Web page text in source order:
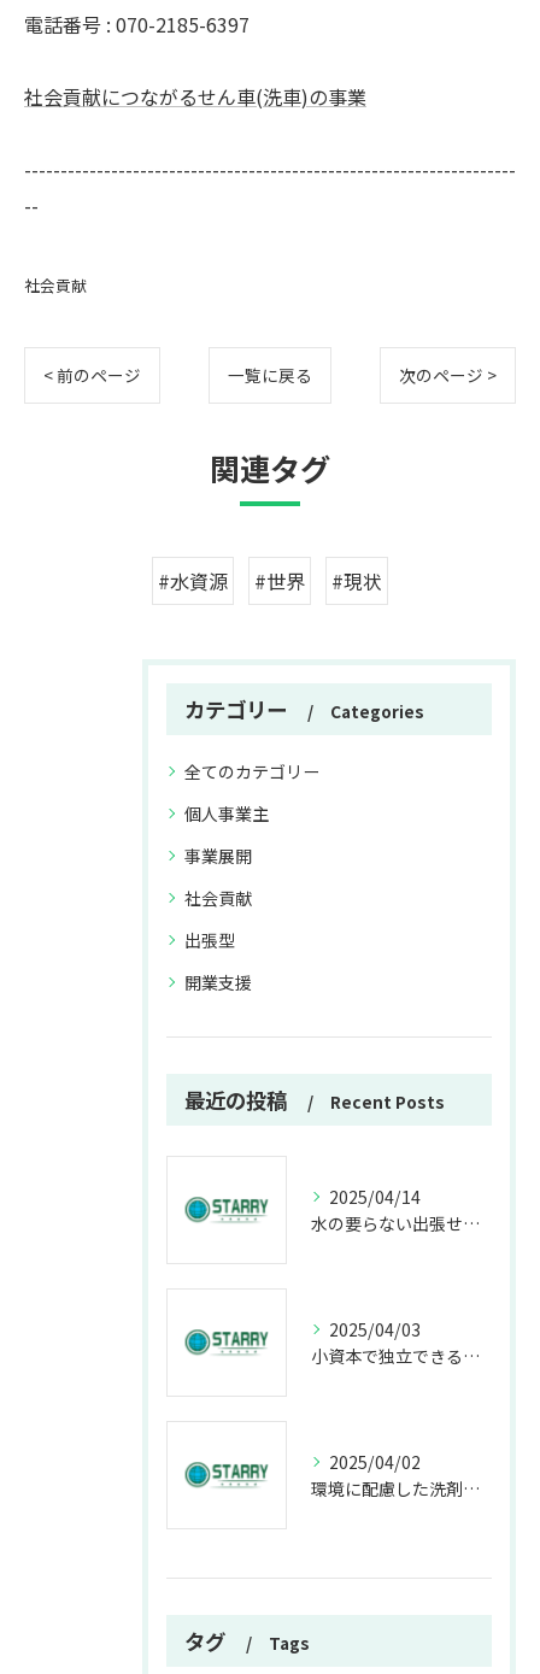
電話番号 : 070-2185-6397
社会貢献につながるせん車(洗車)の事業
--------------------------------------------------------------------
--
社会貢献
< 前のページ 一覧に戻る 次のページ >
関連タグ
#水資源 #世界 #現状
カテゴリー Categories
全てのカテゴリー
個人事業主
事業展開
社会貢献
出張型
開業支援
最近の投稿 Recent Posts
2025/04/14
水の要らない出張せん車（洗車）は収益性、効率性ともに高い次世代型のフランチャイズです。
2025/04/03
小資本で独立できる収益性のあるせん車（洗車）ビジネス
2025/04/02
環境に配慮した洗剤を使った出張せん車（洗車）って水使わないの？
タグ Tags